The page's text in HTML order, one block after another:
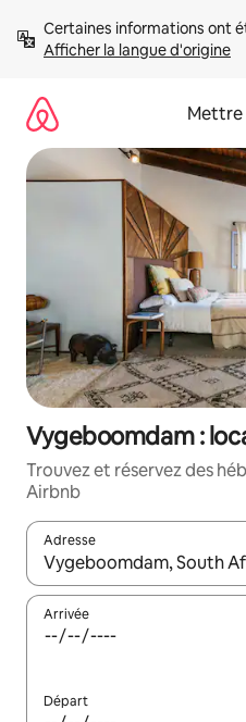
directement
Afficher la langue d'origine
Mettre
Vygeboomdam :
Trouvez et réservez des
Airbnb
Adresse
Lorsque les résultats
Arrivée
Départ